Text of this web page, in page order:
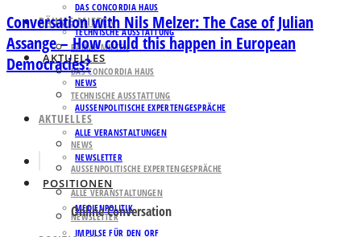
DAS CONCORDIA HAUS
TECHNISCHE AUSSTATTUNG
AKTUELLES
NEWS
AUSSENPOLITISCHE EXPERTENGESPRÄCHE
ALLE VERANSTALTUNGEN
NEWSLETTER
POSITIONEN
MEDIENPOLITIK
IMPULSE FÜR DEN ORF
RÄUME MIETEN
RÄUME MIETEN
DAS CONCORDIA HAUS
TECHNISCHE AUSSTATTUNG
AKTUELLES
NEWS
AUSSENPOLITISCHE EXPERTENGESPRÄCHE
ALLE VERANSTALTUNGEN
NEWSLETTER
Conversation with Nils Melzer: The Case of Julian
Assange – How could this happen in European
Democracies?
Online Conversation